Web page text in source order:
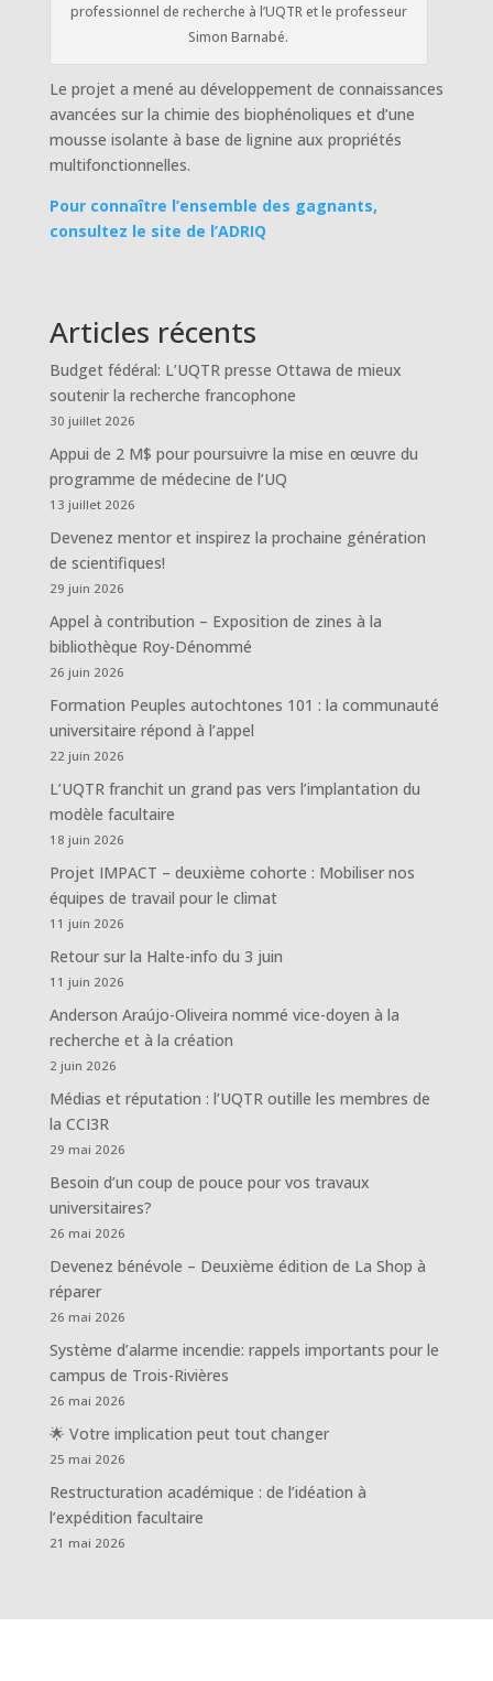
professionnel de recherche à l’UQTR et le professeur
Simon Barnabé.
Le projet a mené au développement de connaissances
avancées sur la chimie des biophénoliques et d’une
mousse isolante à base de lignine aux propriétés
multifonctionnelles.
Pour connaître l’ensemble des gagnants,
consultez le site de l’ADRIQ
Articles récents
Budget fédéral: L’UQTR presse Ottawa de mieux
soutenir la recherche francophone
30 juillet 2026
Appui de 2 M$ pour poursuivre la mise en œuvre du
programme de médecine de l’UQ
13 juillet 2026
Devenez mentor et inspirez la prochaine génération
de scientifiques!
29 juin 2026
Appel à contribution – Exposition de zines à la
bibliothèque Roy-Dénommé
26 juin 2026
Formation Peuples autochtones 101 : la communauté
universitaire répond à l’appel
22 juin 2026
L’UQTR franchit un grand pas vers l’implantation du
modèle facultaire
18 juin 2026
Projet IMPACT – deuxième cohorte : Mobiliser nos
équipes de travail pour le climat
11 juin 2026
Retour sur la Halte-info du 3 juin
11 juin 2026
Anderson Araújo-Oliveira nommé vice-doyen à la
recherche et à la création
2 juin 2026
Médias et réputation : l’UQTR outille les membres de
la CCI3R
29 mai 2026
Besoin d’un coup de pouce pour vos travaux
universitaires?
26 mai 2026
Devenez bénévole – Deuxième édition de La Shop à
réparer
26 mai 2026
Système d’alarme incendie: rappels importants pour le
campus de Trois-Rivières
26 mai 2026
🌟 Votre implication peut tout changer
25 mai 2026
Restructuration académique : de l’idéation à
l’expédition facultaire
21 mai 2026